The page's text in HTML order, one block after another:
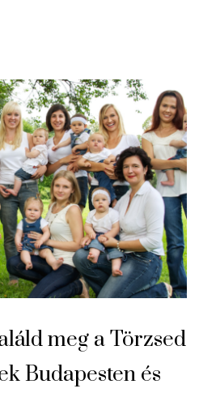
meg a Törzsed
Budapesten és